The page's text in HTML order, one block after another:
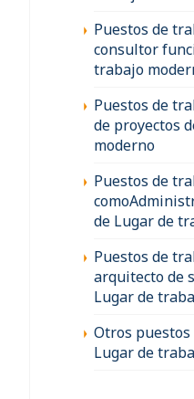
Puestos de
consultor
trabajo
Puestos de
de proyectos
moderno
Puestos de
de Lugar de
Puestos de
arquitecto de
Lugar de
Otros
Lugar de